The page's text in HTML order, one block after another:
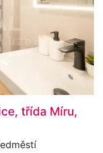
třída Míru,